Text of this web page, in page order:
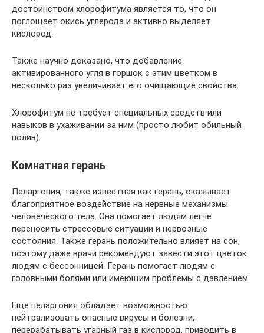
достоинством хлорофитума является то, что он
поглощает окись углерода и активно выделяет
кислород.
Также научно доказано, что добавление
активированного угля в горшок с этим цветком в
несколько раз увеличивает его очищающие свойства.
Хлорофитум не требует специальных средств или
навыков в ухаживании за ним (просто любит обильный
полив).
Комнатная герань
Пеларгония, также известная как герань, оказывает
благоприятное воздействие на нервные механизмы
человеческого тела. Она помогает людям легче
переносить стрессовые ситуации и нервозные
состояния. Также герань положительно влияет на сон,
поэтому даже врачи рекомендуют завести этот цветок
людям с бессонницей. Герань помогает людям с
головными болями или имеющим проблемы с давлением.
Еще пеларгония обладает возможностью
нейтрализовать опасные вирусы и болезни,
перерабатывать угарный газ в кислород, приводить в